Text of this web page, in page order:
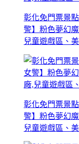
彰化免門票景
警】粉色夢幻
兒童遊戲區、
彰化免門票景
警】粉色夢幻
兒童遊戲區、